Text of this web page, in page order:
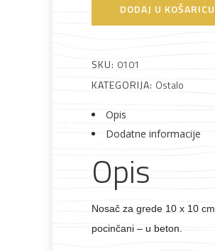
Metalna Elektromaterijal
Vijčana
fiksni
količina
DODAJ U KOŠARICU
SKU: 0101
KATEGORIJA: Ostalo
Opis
Dodatne informacije
Opis
Nosač za grede 10 x 10 cm
pocinčani – u beton.